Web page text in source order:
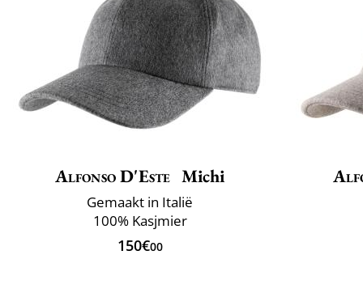
Alfonso D'Este Michi
Gemaakt in Italië
100% Kasjmier
150€00